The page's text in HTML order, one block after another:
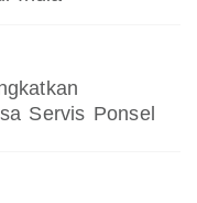
Servis Ponsel